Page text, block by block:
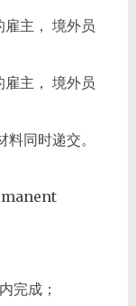
主， 境外员
主， 境外员
同时递交。
完成；